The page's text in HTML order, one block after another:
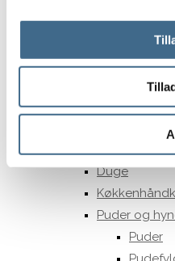
35 cm
Bergs Potter
Bergs Potter
Bergs Potter
Potter
Tekstiler
Duge
Puder og
Puder